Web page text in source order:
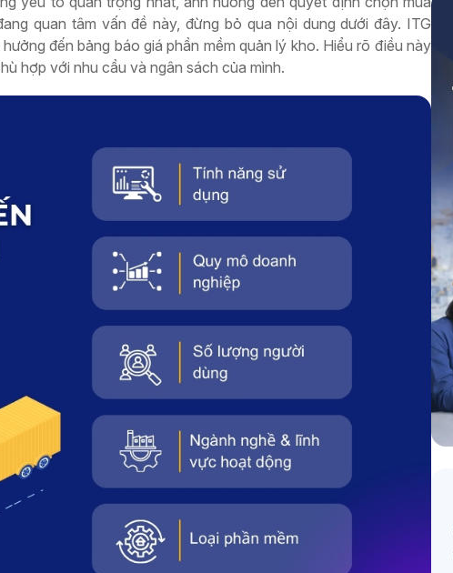
quan tâm vấn đề này, đừng bỏ qua nội dung dưới đây. ITG
đến bảng báo giá phần mềm quản lý kho. Hiểu rõ điều này
hợp với nhu cầu và ngân sách của mình.